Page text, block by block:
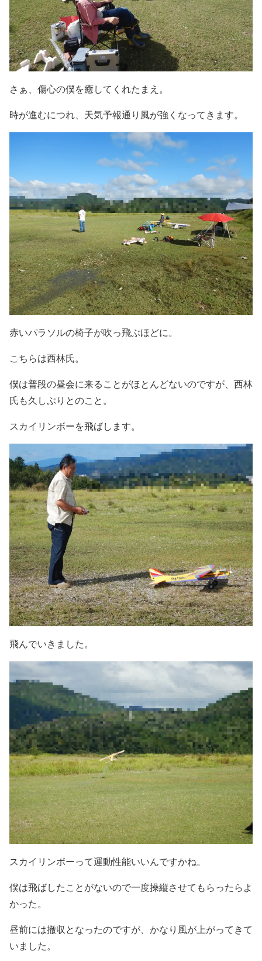
さぁ、傷心の僕を癒してくれたまえ。
時が進むにつれ、天気予報通り風が強くなってきます。
赤いパラソルの椅子が吹っ飛ぶほどに。
こちらは西林氏。
僕は普段の昼会に来ることがほとんどないのですが、西林
氏も久しぶりとのこと。
スカイリンボーを飛ばします。
飛んでいきました。
スカイリンボーって運動性能いいんですかね。
僕は飛ばしたことがないので一度操縦させてもらったらよ
かった。
昼前には撤収となったのですが、かなり風が上がってきて
いました。